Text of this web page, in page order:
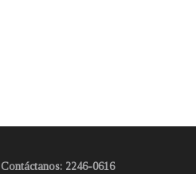
Contáctanos: 2246-0616